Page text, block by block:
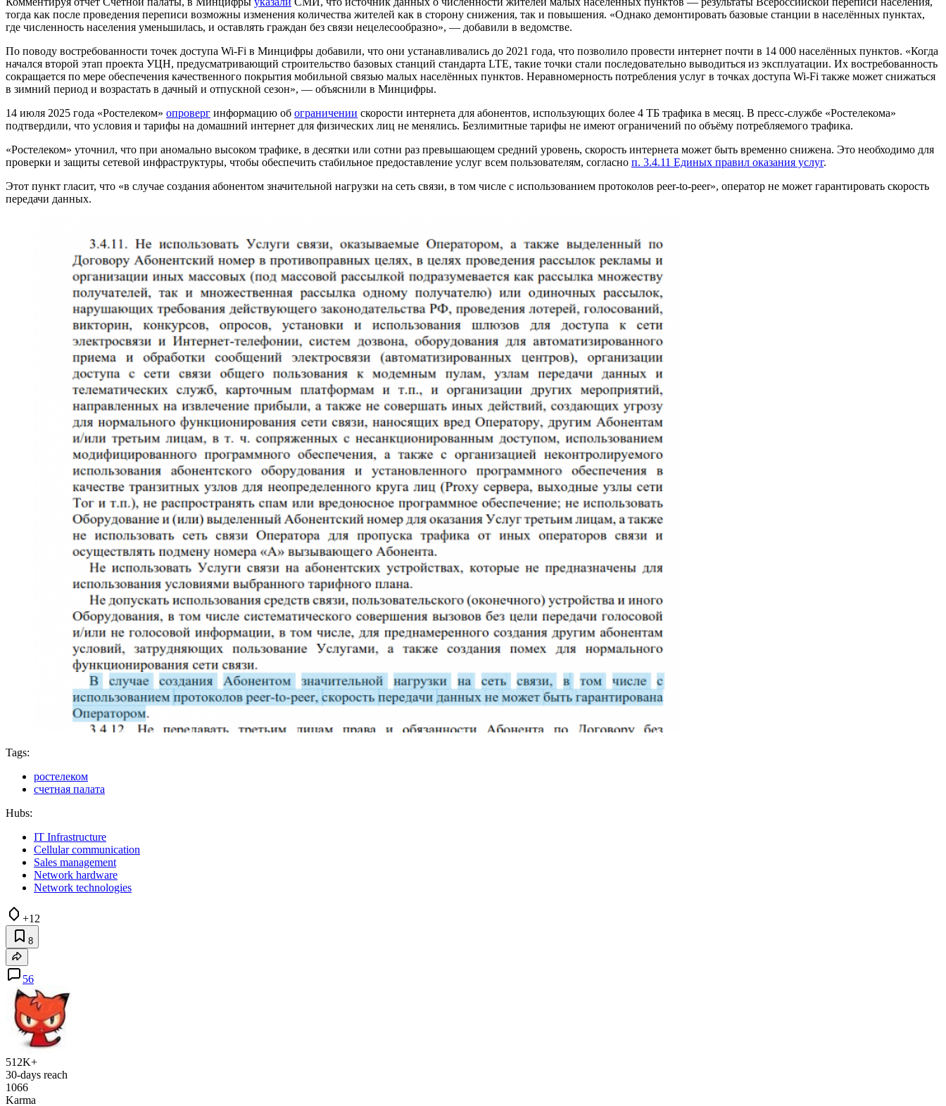
тогда как после проведения переписи возможны изменения количества жителей как в сторону снижения, так и повышения. «Однако демонтировать базовые станции в населённых пунктах,
где численность населения уменьшилась, и оставлять граждан без связи нецелесообразно», — добавили в ведомстве.
По поводу востребованности точек доступа Wi‑Fi в Минцифры добавили, что они устанавливались до 2021 года, что позволило провести интернет почти в 14 000 населённых пунктов. «Когда
начался второй этап проекта УЦН, предусматривающий строительство базовых станций стандарта LTE, такие точки стали последовательно выводиться из эксплуатации. Их востребованность
сокращается по мере обеспечения качественного покрытия мобильной связью малых населённых пунктов. Неравномерность потребления услуг в точках доступа Wi‑Fi также может снижаться
в зимний период и возрастать в дачный и отпускной сезон», — объяснили в Минцифры.
14 июля 2025 года «Ростелеком» опроверг информацию об ограничении скорости интернета для абонентов, использующих более 4 ТБ трафика в месяц. В пресс-службе «Ростелекома»
подтвердили, что условия и тарифы на домашний интернет для физических лиц не менялись. Безлимитные тарифы не имеют ограничений по объёму потребляемого трафика.
«Ростелеком» уточнил, что при аномально высоком трафике, в десятки или сотни раз превышающем средний уровень, скорость интернета может быть временно снижена. Это необходимо для
проверки и защиты сетевой инфраструктуры, чтобы обеспечить стабильное предоставление услуг всем пользователям, согласно п. 3.4.11 Единых правил оказания услуг.
Этот пункт гласит, что «в случае создания абонентом значительной нагрузки на сеть связи, в том числе с использованием протоколов peer-to-peer», оператор не может гарантировать скорость
передачи данных.
Tags:
ростелеком
счетная палата
Hubs:
IT Infrastructure
Cellular communication
Sales management
Network hardware
Network technologies
+12
8
56
512K+
30-days reach
1066
Karma